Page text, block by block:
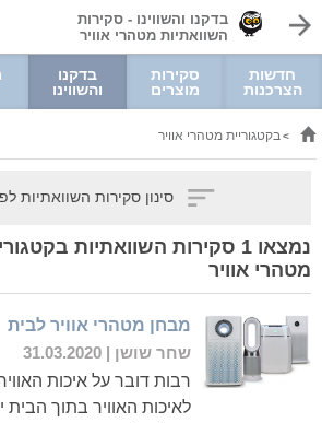
בדקנו והשווינו - סקירות
השוואתיות מטהרי אוויר
חדשות
הצרכנות
סקירות
מוצרים
בדקנו
והשווינו
>בקטגוריית מטהרי אוויר
סינון סקירות השוואתיות
נמצאו 1 סקירות השוואתיות
מטהרי אוויר
מבחן מטהרי אוויר לבית
שחר שושן | 31.03.2020
רבות דובר על איכות
לאיכות האוויר בתוך